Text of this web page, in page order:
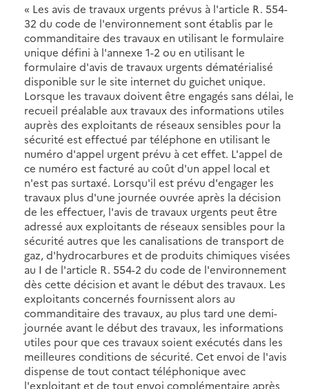
« Les avis de travaux urgents prévus à l'article R. 554-
32 du code de l'environnement sont établis par le
commanditaire des travaux en utilisant le formulaire
unique défini à l'annexe 1-2 ou en utilisant le
formulaire d'avis de travaux urgents dématérialisé
disponible sur le site internet du guichet unique.
Lorsque les travaux doivent être engagés sans délai, le
recueil préalable aux travaux des informations utiles
auprès des exploitants de réseaux sensibles pour la
sécurité est effectué par téléphone en utilisant le
numéro d'appel urgent prévu à cet effet. L'appel de
ce numéro est facturé au coût d'un appel local et
n'est pas surtaxé. Lorsqu'il est prévu d'engager les
travaux plus d'une journée ouvrée après la décision
de les effectuer, l'avis de travaux urgents peut être
adressé aux exploitants de réseaux sensibles pour la
sécurité autres que les canalisations de transport de
gaz, d'hydrocarbures et de produits chimiques visées
au I de l'article R. 554-2 du code de l'environnement
dès cette décision et avant le début des travaux. Les
exploitants concernés fournissent alors au
commanditaire des travaux, au plus tard une demi-
journée avant le début des travaux, les informations
utiles pour que ces travaux soient exécutés dans les
meilleures conditions de sécurité. Cet envoi de l'avis
dispense de tout contact téléphonique avec
l'exploitant et de tout envoi complémentaire après